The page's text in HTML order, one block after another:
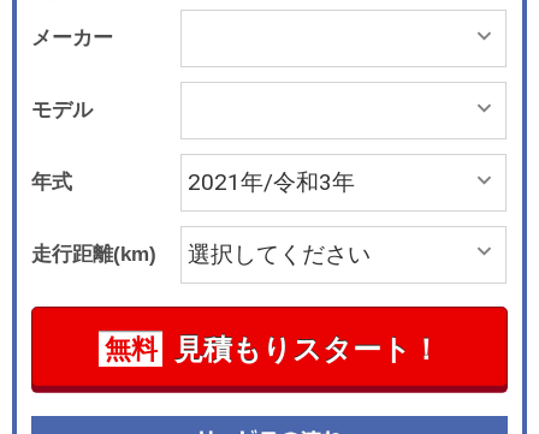
メーカー
モデル
年式
走行距離(km)
無料 見積もりスタート！